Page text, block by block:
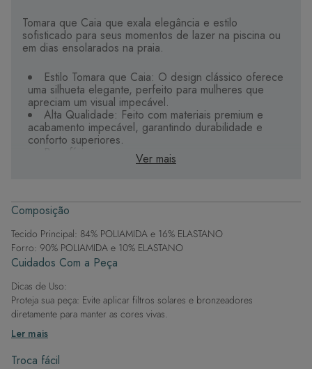
Tomara que Caia que exala elegância e estilo
sofisticado para seus momentos de lazer na piscina ou
em dias ensolarados na praia.
Estilo Tomara que Caia: O design clássico oferece
uma silhueta elegante, perfeito para mulheres que
apreciam um visual impecável.
Alta Qualidade: Feito com materiais premium e
acabamento impecável, garantindo durabilidade e
conforto superiores.
Benefícios:
Detalhes de Luxo: Os aviamentos cuidadosamente
trabalhados conferem um toque de luxo e distinção.
Estilo Elegante: Com design exclusivo e detalhes
refinados, é a escolha ideal para mulheres que
buscam sofisticação e estilo incomparáveis na moda
praia.
Ver mais
Composição
Tecido Principal: 84% POLIAMIDA e 16% ELASTANO
Forro: 90% POLIAMIDA e 10% ELASTANO
Cuidados Com a Peça
Dicas de Uso:
Proteja sua peça: Evite aplicar filtros solares e bronzeadores
diretamente para manter as cores vivas.
Após a piscina: Lembre-se de que o cloro pode desgastar o tecido,
então enxague após sair da água.
Evite superfícies ásperas: Para manter a integridade do tecido, evite
Ler mais
Troca fácil